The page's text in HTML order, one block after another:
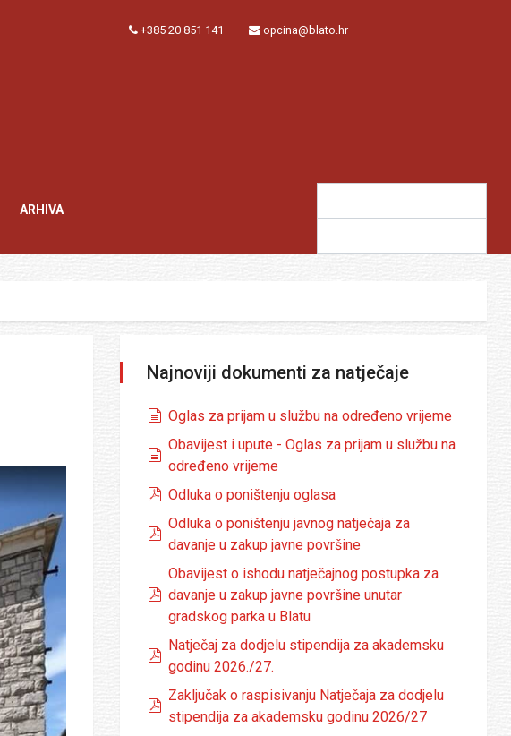
+385 20 851 141 opcina@blato.hr
ARHIVA
Najnoviji dokumenti za natječaje
dokumenti
Oglas za prijam u službu na određeno vrijeme
dokumenti
Obavijest i upute - Oglas za prijam u službu na
određeno vrijeme
pdf
Odluka o poništenju oglasa
pdf
Odluka o poništenju javnog natječaja za
davanje u zakup javne površine
pdf
Obavijest o ishodu natječajnog postupka za
davanje u zakup javne površine unutar
gradskog parka u Blatu
pdf
Natječaj za dodjelu stipendija za akademsku
godinu 2026./27.
pdf
Zaključak o raspisivanju Natječaja za dodjelu
stipendija za akademsku godinu 2026/27